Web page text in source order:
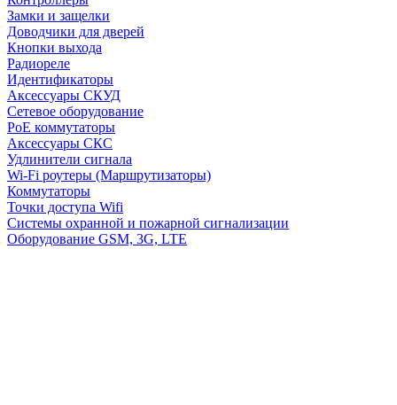
Замки и защелки
Доводчики для дверей
Кнопки выхода
Радиореле
Идентификаторы
Аксессуары СКУД
Сетевое оборудование
PoE коммутаторы
Аксессуары СКС
Удлинители сигнала
Wi-Fi роутеры (Маршрутизаторы)
Коммутаторы
Точки доступа Wifi
Системы охранной и пожарной сигнализации
Оборудование GSM, 3G, LTE